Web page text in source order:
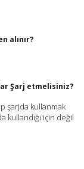
alınır?
Şarj etmelisiniz?
şarjda kullanmak
kullandığı için değil